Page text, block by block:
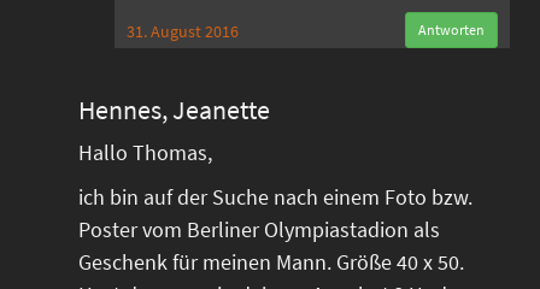
31. August 2016 Antworten
Hennes, Jeanette
Hallo Thomas,
ich bin auf der Suche nach einem Foto bzw.
Poster vom Berliner Olympiastadion als
Geschenk für meinen Mann. Größe 40 x 50.